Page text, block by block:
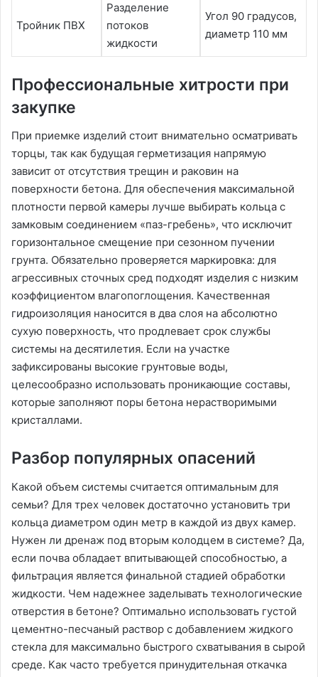
Тройник ПВХ
Разделение
потоков
жидкости
Угол 90 градусов,
диаметр 110 мм
Профессиональные хитрости при
закупке
При приемке изделий стоит внимательно осматривать
торцы, так как будущая герметизация напрямую
зависит от отсутствия трещин и раковин на
поверхности бетона. Для обеспечения максимальной
плотности первой камеры лучше выбирать кольца с
замковым соединением «паз-гребень», что исключит
горизонтальное смещение при сезонном пучении
грунта. Обязательно проверяется маркировка: для
агрессивных сточных сред подходят изделия с низким
коэффициентом влагопоглощения. Качественная
гидроизоляция наносится в два слоя на абсолютно
сухую поверхность, что продлевает срок службы
системы на десятилетия. Если на участке
зафиксированы высокие грунтовые воды,
целесообразно использовать проникающие составы,
которые заполняют поры бетона нерастворимыми
кристаллами.
Разбор популярных опасений
Какой объем системы считается оптимальным для
семьи? Для трех человек достаточно установить три
кольца диаметром один метр в каждой из двух камер.
Нужен ли дренаж под вторым колодцем в системе? Да,
если почва обладает впитывающей способностью, а
фильтрация является финальной стадией обработки
жидкости. Чем надежнее заделывать технологические
отверстия в бетоне? Оптимально использовать густой
цементно-песчаный раствор с добавлением жидкого
стекла для максимально быстрого схватывания в сырой
среде. Как часто требуется принудительная откачка